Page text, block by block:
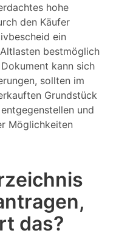
hohe
den Käufer
ein
bestmöglich
kann sich
sollten im
Grundstück
und
Möglichkeiten
das?